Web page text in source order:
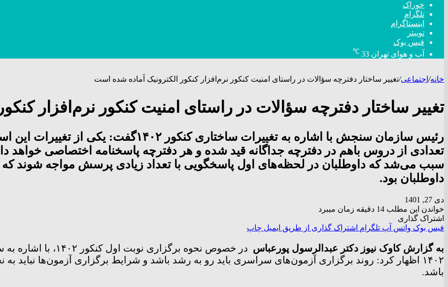
خوراک
تلگرام
اینستاگرام
توییتر
فیس بوک
آب و هوای تهران 33
℃
خانه/ اجتماعی/تغییر ساختار دفترچه‌ سؤالات در راستای امنیت کنکور نرم‌افزار کنکور الکترونیک آماده شده است
تغییر ساختار دفترچه‌ سؤالات در راستای امنیت کنکور نرم‌افزار
رئیس سازمان سنجش با اشاره به تغییرات
تعدادی از دروس باهم در دفترچه جداگانه قید شده و هر دفترچه پاسخنامه اختصاصی خواهد
سبب می‌شد که داوطلبان در لحظه‌های اول پاسخگویی با تعداد زیادی پرسش مواجه شوند که
داوطلبان بود.
دی 27, 1401
خواندن این مطلب 14 دقیقه زمان میبرد
اشتراک گذاری
فیس بوک واتس آپ تلگرام اشتراک گذاری از طریق ایمیل چاپ
به گزارش کاوک نیوز دکتر عبدالرسول پورعباس
در خصوص نحوه برگزاری
۱۴۰۲ اظهار کرد: روند برگزاری آزمون‌های سراسری باید رو به رشد باشد و شرایط برگزاری آزمون‌ها
باشد.